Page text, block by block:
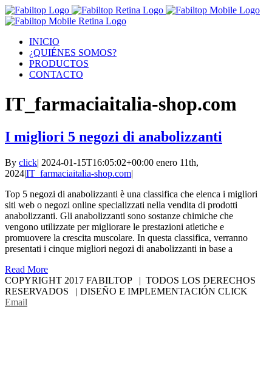
INICIO
¿QUIÉNES SOMOS?
PRODUCTOS
CONTACTO
IT_farmaciaitalia-shop.com
I migliori 5 negozi di anabolizzanti
By click| 2024-01-15T16:05:02+00:00 enero 11th,
2024|IT_farmaciaitalia-shop.com|
Top 5 negozi di anabolizzanti è una classifica che elenca i migliori
siti web o negozi online specializzati nella vendita di prodotti
anabolizzanti. Gli anabolizzanti sono sostanze chimiche che
vengono utilizzate per migliorare le prestazioni atletiche e
promuovere la crescita muscolare. In questa classifica, verranno
presentati i cinque migliori negozi di anabolizzanti in base a
Read More
COPYRIGHT 2017 FABILTOP | TODOS LOS DERECHOS
RESERVADOS | DISEÑO E IMPLEMENTACIÓN CLICK
Email